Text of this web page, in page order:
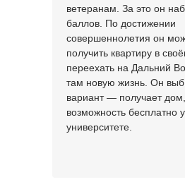
ветеранам. За это он
баллов. По достижении
совершеннолетия он
получить квартиру в
переехать на Дальний
там новую жизнь. Он
вариант — получает
возможность бесплатно
университете.